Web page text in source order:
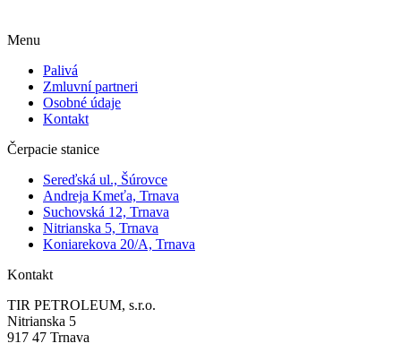
Menu
Palivá
Zmluvní partneri
Osobné údaje
Kontakt
Čerpacie stanice
Sereďská ul., Šúrovce
Andreja Kmeťa, Trnava
Suchovská 12, Trnava
Nitrianska 5, Trnava
Koniarekova 20/A, Trnava
Kontakt
TIR PETROLEUM, s.r.o.
Nitrianska 5
917 47 Trnava